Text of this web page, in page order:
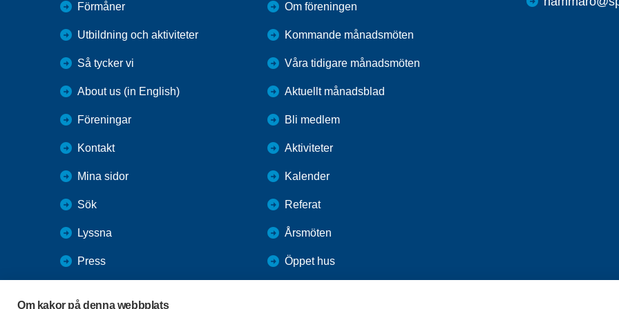
Om kakor på denna webbplats
Förmåner
Utbildning och aktiviteter
Så tycker vi
About us (in English)
Föreningar
Kontakt
Mina sidor
Sök
Lyssna
Press
Om föreningen
Kommande månadsmöten
Våra tidigare månadsmöten
Aktuellt månadsblad
Bli medlem
Aktiviteter
Kalender
Referat
Årsmöten
Öppet hus